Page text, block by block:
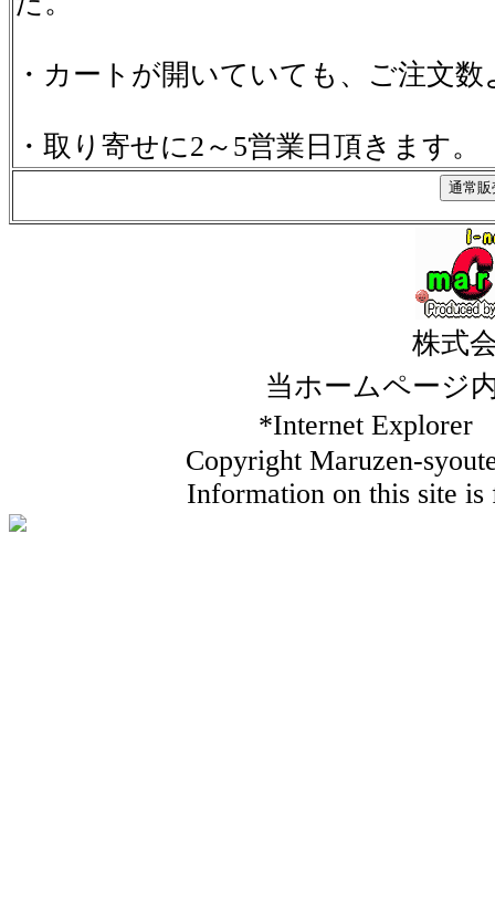
・カートが開いていても、ご注文
・取り寄せに2～5営業日頂きます。
株式
当ホームページ
*Internet
Copyright Maruzen-
Information on this site is